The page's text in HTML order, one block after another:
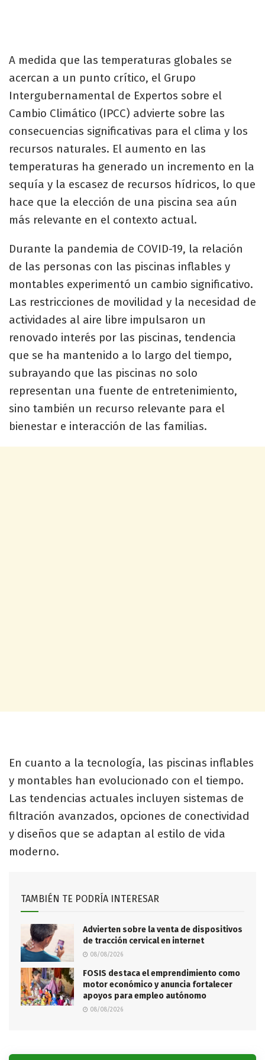
A medida que las temperaturas globales se
acercan a un punto crítico, el Grupo
Intergubernamental de Expertos sobre el
Cambio Climático (IPCC) advierte sobre las
consecuencias significativas para el clima y los
recursos naturales. El aumento en las
temperaturas ha generado un incremento en la
sequía y la escasez de recursos hídricos, lo que
hace que la elección de una piscina sea aún
más relevante en el contexto actual.
Durante la pandemia de COVID-19, la relación
de las personas con las piscinas inflables y
montables experimentó un cambio significativo.
Las restricciones de movilidad y la necesidad de
actividades al aire libre impulsaron un
renovado interés por las piscinas, tendencia
que se ha mantenido a lo largo del tiempo,
subrayando que las piscinas no solo
representan una fuente de entretenimiento,
sino también un recurso relevante para el
bienestar e interacción de las familias.
En cuanto a la tecnología, las piscinas inflables
y montables han evolucionado con el tiempo.
Las tendencias actuales incluyen sistemas de
filtración avanzados, opciones de conectividad
y diseños que se adaptan al estilo de vida
moderno.
TAMBIÉN TE PODRÍA INTERESAR
Advierten sobre la venta de dispositivos
de tracción cervical en internet
08/08/2026
FOSIS destaca el emprendimiento como
motor económico y anuncia fortalecer
apoyos para empleo autónomo
08/08/2026